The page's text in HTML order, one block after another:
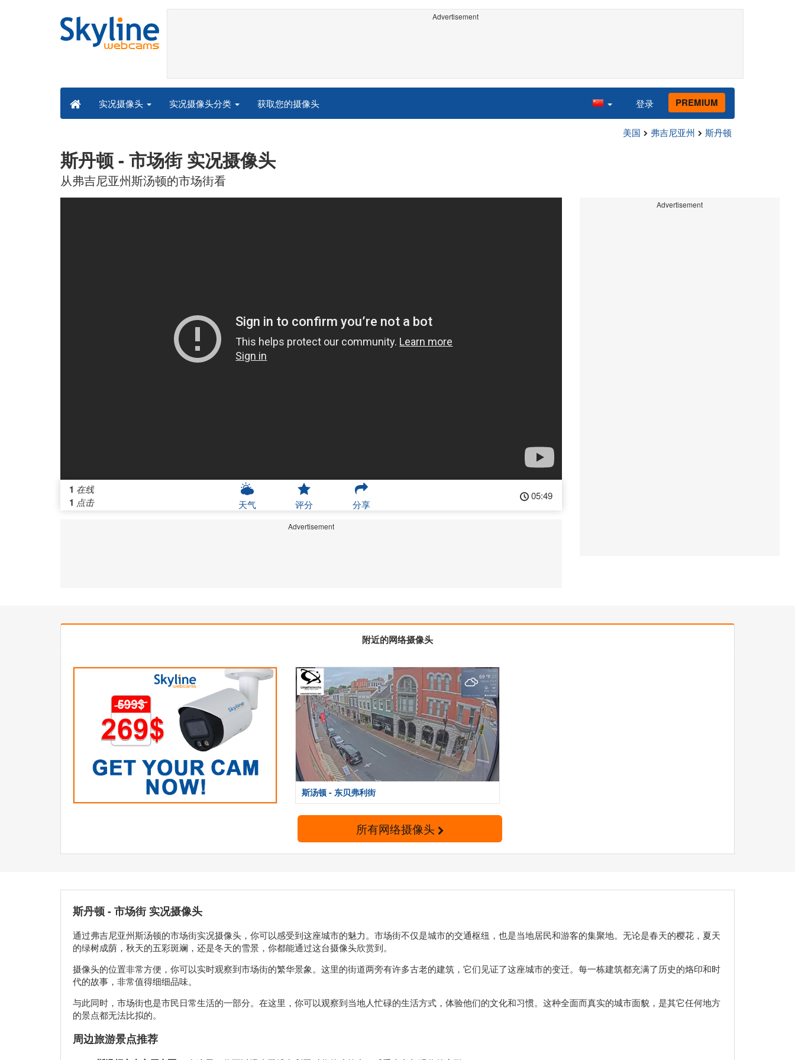
Advertisement
实况摄像头 实况摄像头分类 获取您的摄像头 登录 PREMIUM
美国 弗吉尼亚州 斯丹顿
斯丹顿 - 市场街 实况摄像头
从弗吉尼亚州斯汤顿的市场街看
1 在线
1 点击 天气 评分 分享
05:49
Advertisement
Advertisement
附近的网络摄像头
斯汤顿 - 东贝弗利街
所有网络摄像头
斯丹顿 - 市场街 实况摄像头
通过弗吉尼亚州斯汤顿的市场街实况摄像头，你可以感受到这座城市的魅力。市场街不仅是城市的交通枢纽，也是当地居民和游客的集聚地。无论是春天的樱花，夏天
的绿树成荫，秋天的五彩斑斓，还是冬天的雪景，你都能通过这台摄像头欣赏到。
摄像头的位置非常方便，你可以实时观察到市场街的繁华景象。这里的街道两旁有许多古老的建筑，它们见证了这座城市的变迁。每一栋建筑都充满了历史的烙印和时
代的故事，非常值得细细品味。
与此同时，市场街也是市民日常生活的一部分。在这里，你可以观察到当地人忙碌的生活方式，体验他们的文化和习惯。这种全面而真实的城市面貌，是其它任何地方
的景点都无法比拟的。
周边旅游景点推荐